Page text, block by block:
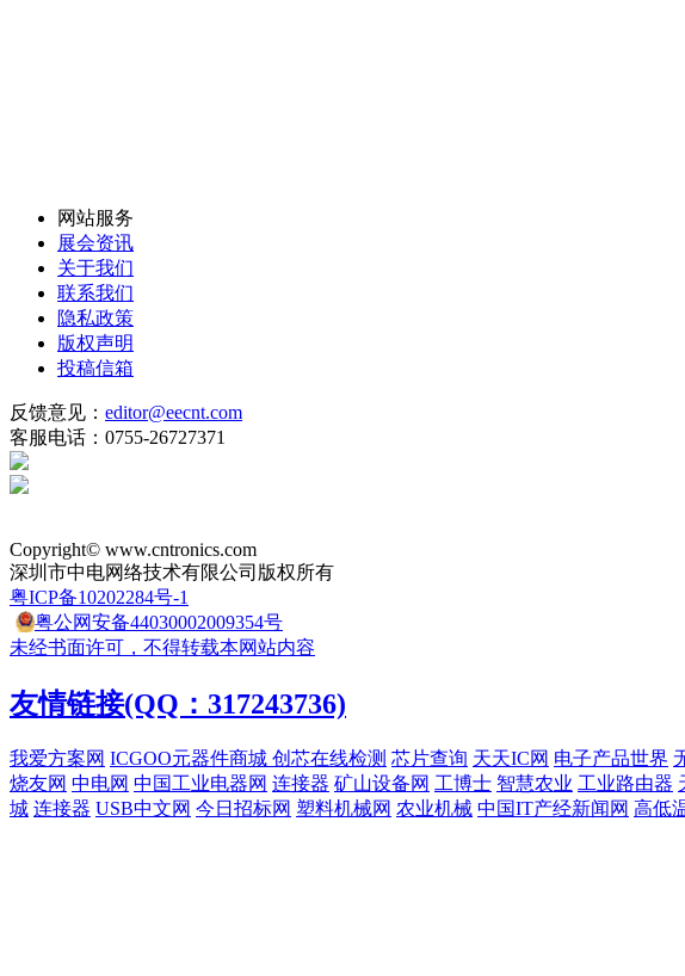
网站服务
展会资讯
关于我们
联系我们
隐私政策
版权声明
投稿信箱
反馈意见： editor@eecnt.com
客服电话：0755-26727371
Copyright© www.cntronics.com
深圳市中电网络技术有限公司版权所有
粤ICP备10202284号-1
粤公网安备44030002009354号
未经书面许可，不得转载本网站内容
友情链接(QQ：317243736)
我爱方案网 ICGOO元器件商城 创芯在线检测 芯片查询 天天IC网 电子产品世界
烧友网 中电网 中国工业电器网 连接器 矿山设备网 工博士 智慧农业 工业路由器
城 连接器 USB中文网 今日招标网 塑料机械网 农业机械 中国IT产经新闻网 高低